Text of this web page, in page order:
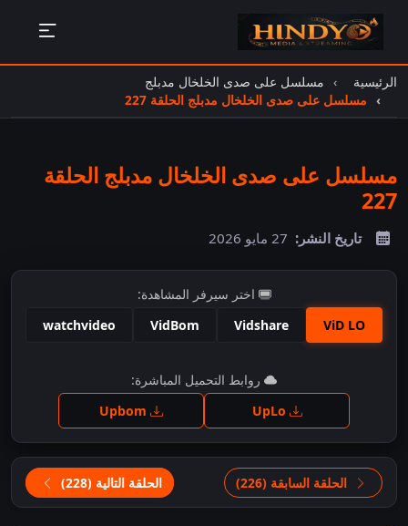
الرئيسية
مسلسل على صدى الخلخال مدبلج
مسلسل على صدى الخلخال مدبلج الحلقة 227
مسلسل على صدى الخلخال مدبلج الحلقة
227
تاريخ النشر: 27 مايو 2026
اختر سيرفر المشاهدة:
ViD LO
Vidshare
VidBom
watchvideo
اضغط للمشاهدة
روابط التحميل المباشرة:
الحلقة السابقة (226) الحلقة التالية (228)